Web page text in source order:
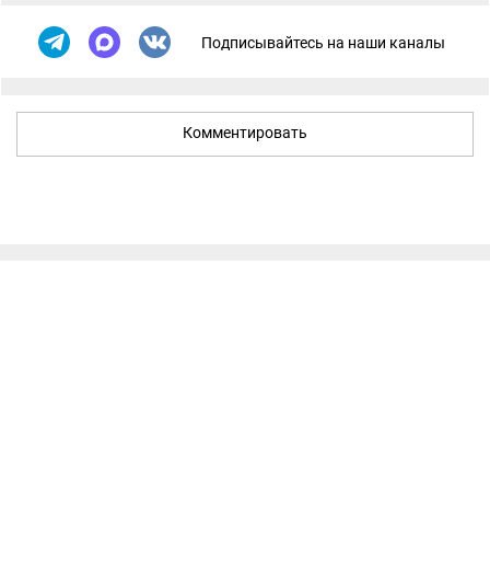
Подписывайтесь на наши каналы
Комментировать